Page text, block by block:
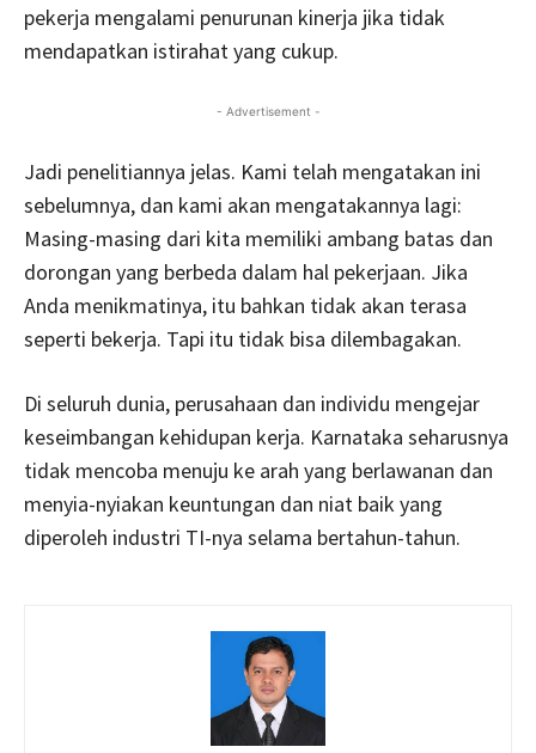
pekerja mengalami penurunan kinerja jika tidak
mendapatkan istirahat yang cukup.
- Advertisement -
Jadi penelitiannya jelas. Kami telah mengatakan ini
sebelumnya, dan kami akan mengatakannya lagi:
Masing-masing dari kita memiliki ambang batas dan
dorongan yang berbeda dalam hal pekerjaan. Jika
Anda menikmatinya, itu bahkan tidak akan terasa
seperti bekerja. Tapi itu tidak bisa dilembagakan.
Di seluruh dunia, perusahaan dan individu mengejar
keseimbangan kehidupan kerja. Karnataka seharusnya
tidak mencoba menuju ke arah yang berlawanan dan
menyia-nyiakan keuntungan dan niat baik yang
diperoleh industri TI-nya selama bertahun-tahun.